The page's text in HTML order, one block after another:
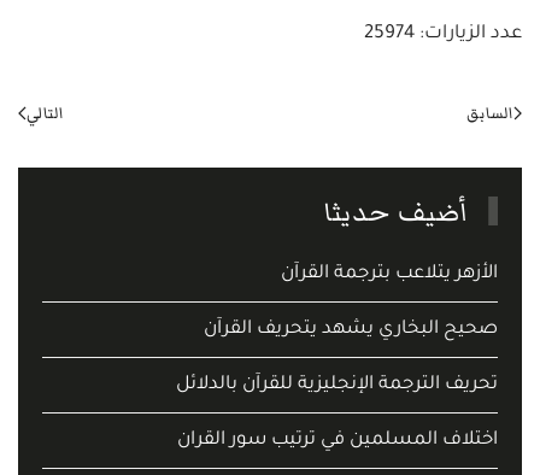
عدد الزيارات: 25974
السابق التالي
أضيف حديثا
الأزهر يتلاعب بترجمة القرآن
صحيح البخاري يشهد يتحريف القرآن
تحريف الترجمة الإنجليزية للقرآن بالدلائل
اختلاف المسلمين في ترتيب سور القران